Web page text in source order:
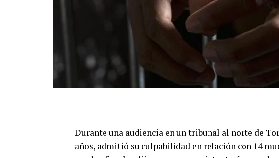
Durante una audiencia en un tribunal al norte de
años, admitió su culpabilidad en relación con 14